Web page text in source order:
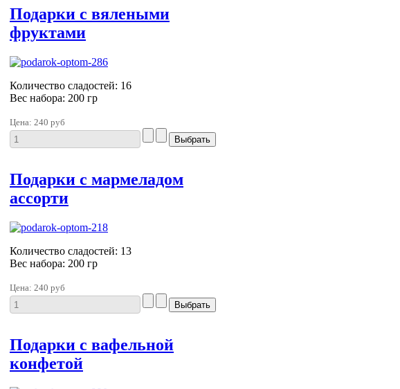
Подарки с вялеными
фруктами
Количество сладостей: 16
Вес набора: 200 гр
Цена: 240 руб
Подарки с мармеладом
ассорти
Количество сладостей: 13
Вес набора: 200 гр
Цена: 240 руб
Подарки с вафельной
конфетой